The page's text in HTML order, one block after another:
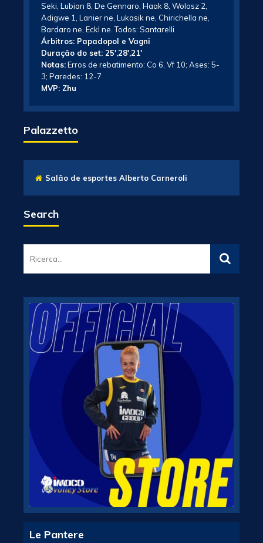
Seki, Lubian 8, De Gennaro, Haak 8, Wolosz 2,
Adigwe 1, Lanier ne, Lukasik ne, Chirichella ne,
Bardaro ne, Eckl ne. Todos: Santarelli
Árbitros: Papadopol e Vagni
Duração do set: 25′,28′,21′
Notas:Erros de rebatimento: Co 6, Vf 10; Ases: 5-
3; Paredes: 12-7
MVP: Zhu
Palazzetto
Salão de esportes Alberto Carneroli
Search
Le Pantere